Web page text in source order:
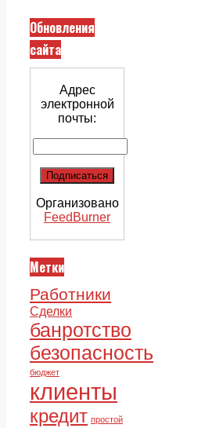
Обновления
сайта
Адрес
электронной
почты:
Организовано
FeedBurner
Метки
Работники
Сделки
банротство
безопасность
бюджет
клиенты
кредит простой